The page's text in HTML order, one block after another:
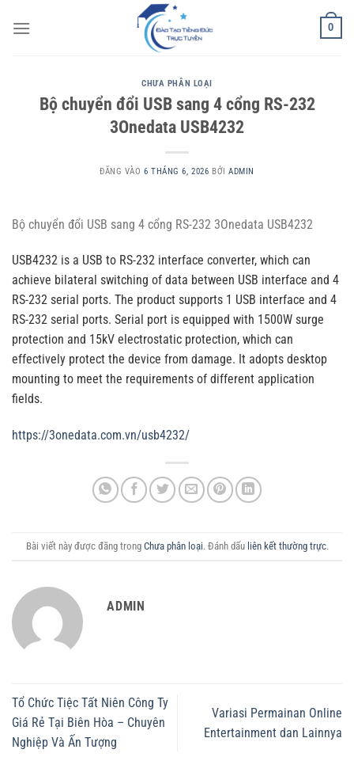
qua
0
CHƯA PHÂN LOẠI
Bộ chuyển đổi USB sang 4 cổng RS-232
3Onedata USB4232
ĐĂNG VÀO 6 THÁNG 6, 2026 BỞIADMIN
Bộ chuyển đổi USB sang 4 cổng RS-232 3Onedata USB4232
USB4232 is a USB to RS-232 interface converter, which can
achieve bilateral switching of data between USB interface and 4
RS-232 serial ports. The product supports 1 USB interface and 4
RS-232 serial ports. Serial port is equipped with 1500W surge
protection and 15kV electrostatic protection, which can
effectively protect the device from damage. It adopts desktop
mounting to meet the requirements of different application
fields.
https://3onedata.com.vn/usb4232/
Bài viết này được đăng trong Chưa phân loại. Đánh dấu liên kết thường trực.
ADMIN
Tổ Chức Tiệc Tất Niên Công Ty
Giá Rẻ Tại Biên Hòa – Chuyên
Nghiệp Và Ấn Tượng
Variasi Permainan Online
Entertainment dan Lainnya